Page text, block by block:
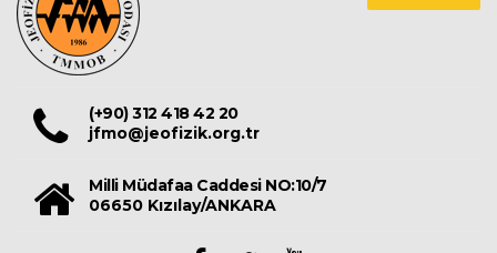
(+90) 312 418 42 20
jfmo@jeofizik.org.tr
Milli Müdafaa Caddesi NO:10/7
06650 Kızılay/ANKARA